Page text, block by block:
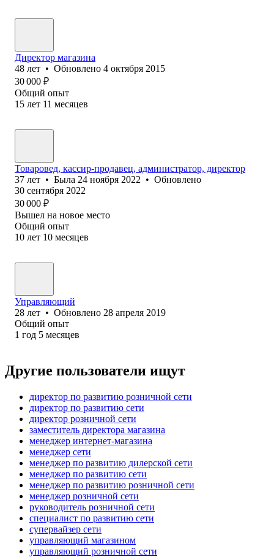
Директор магазина
48 лет • Обновлено 4 октября 2015
30 000 ₽
Общий опыт
15 лет 11 месяцев
Товаровед, кассир-продавец, администратор, директор
37 лет • Была 24 ноября 2022 • Обновлено
30 сентября 2022
30 000 ₽
Вышел на новое место
Общий опыт
10 лет 10 месяцев
Управляющий
28 лет • Обновлено 28 апреля 2019
Общий опыт
1 год 5 месяцев
Другие пользователи ищут
директор по развитию розничной сети
директор по развитию сети
директор розничной сети
заместитель директора магазина
менеджер интернет-магазина
менеджер сети
менеджер по развитию дилерской сети
менеджер по развитию сети
менеджер по развитию розничной сети
менеджер розничной сети
руководитель розничной сети
специалист по развитию сети
супервайзер сети
управляющий магазином
управляющий розничной сети